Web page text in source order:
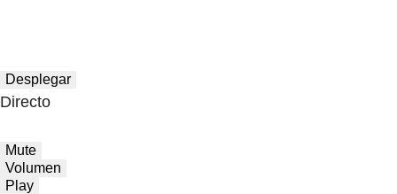
Desplegar
Directo
Mute
Volumen
Play